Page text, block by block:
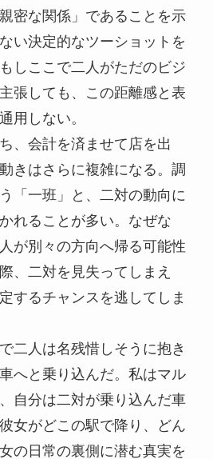
密な関係」であることを示
い決定的なツーショットを
しここで二人がただのビジ
張しても、この距離感と表
用しない。
、会計を済ませて店を出
きはさらに複雑になる。調
「一班」と、二対の動向に
れることが多い。なぜな
が別々の方向へ帰る可能性
、二対を見失ってしまえ
するチャンスを逃してしま
二人は名残惜しそうに抱き
へと乗り込んだ。私はマル
自分は二対が乗り込んだ車
女がどこの駅で降り、どん
の日常の裏側に潜む真実を